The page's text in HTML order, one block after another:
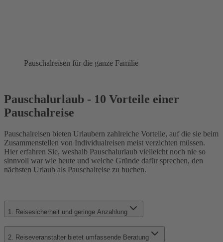
Pauschalreisen für die ganze Familie
Pauschalurlaub - 10 Vorteile einer
Pauschalreise
Pauschalreisen bieten Urlaubern zahlreiche Vorteile, auf die sie beim
Zusammenstellen von Individualreisen meist verzichten müssen.
Hier erfahren Sie, weshalb Pauschalurlaub vielleicht noch nie so
sinnvoll war wie heute und welche Gründe dafür sprechen, den
nächsten Urlaub als Pauschalreise zu buchen.
1. Reisesicherheit und geringe Anzahlung
2. Reiseveranstalter bietet umfassende Beratung